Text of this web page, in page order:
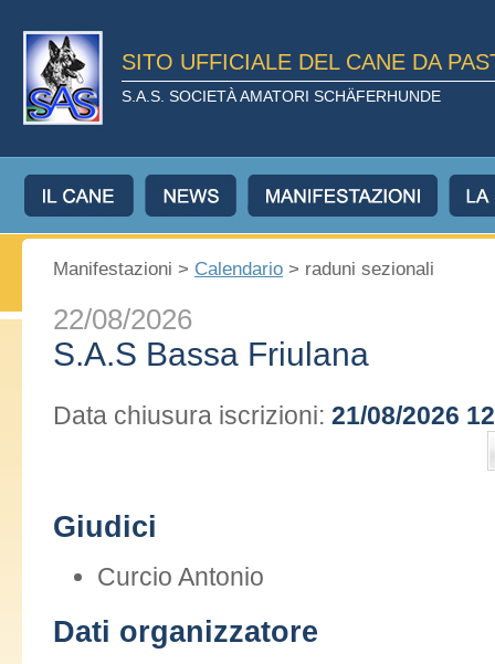
SITO UFFICIALE DEL CANE DA
S.A.S. SOCIETÀ AMATORI SCHÄFERHUNDE
Manifestazioni > Calendario > raduni sezionali
22/08/2026
S.A.S Bassa Friulana
Data chiusura iscrizioni: 21/08/2026
Giudici
Curcio Antonio
Dati organizzatore